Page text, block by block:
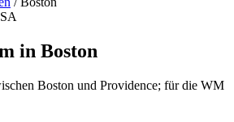
in Boston
Boston und Providence; für die WM